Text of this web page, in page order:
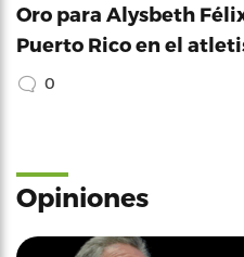
Oro para Alysbeth
Puerto Rico en el
0
Opiniones